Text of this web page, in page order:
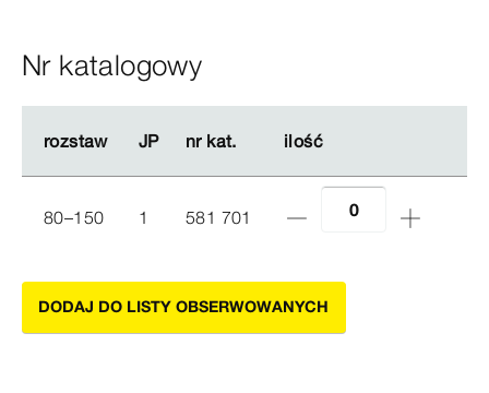
Nr katalogowy
rozstaw JP nr kat. ilość
rozstaw JP nr kat. ilość
80–150 1 581 701
DODAJ DO LISTY OBSERWOWANYCH